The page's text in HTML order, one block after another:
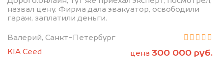
назвал цену. Фирма дала эвакуатор, освободили
гараж, заплатили деньги.
Валерий, Санкт-Петербург
KIA Ceed
цена 300 000 руб.